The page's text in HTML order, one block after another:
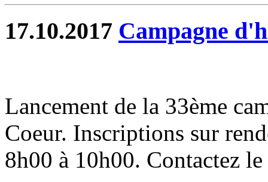
17.10.2017 Campagne
Lancement de la 33ème
Coeur. Inscriptions sur
8h00 à 10h00. Contactez